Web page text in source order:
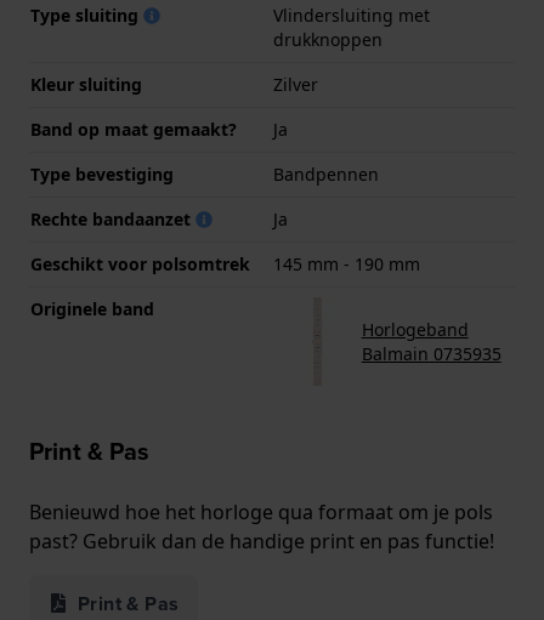
Type sluiting
Vlindersluiting met
drukknoppen
Kleur sluiting
Zilver
Band op maat gemaakt?
Ja
Type bevestiging
Bandpennen
Rechte bandaanzet
Ja
Geschikt voor polsomtrek
145 mm - 190 mm
Originele band
Horlogeband
Balmain 0735935
Print & Pas
Benieuwd hoe het horloge qua formaat om je pols
past? Gebruik dan de handige print en pas functie!
Print & Pas